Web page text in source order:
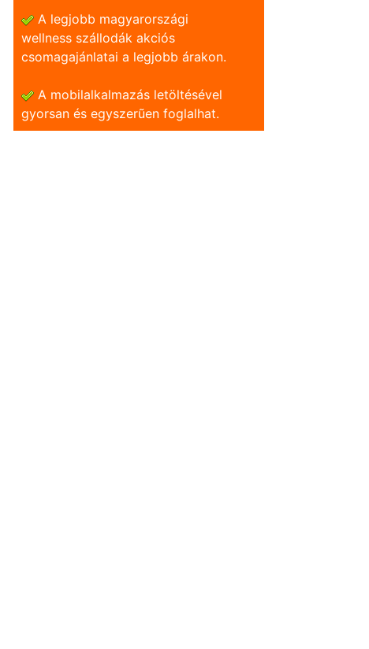
A legjobb magyarországi
wellness szállodák akciós
csomagajánlatai a legjobb árakon.
A mobilalkalmazás letöltésével
gyorsan és egyszerũen foglalhat.